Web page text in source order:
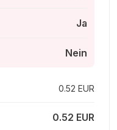
Ja
Nein
0.52 EUR
0.52 EUR